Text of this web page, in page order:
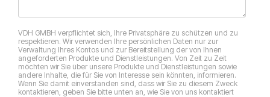
VDH GMBH verpflichtet sich, Ihre Privatsphäre zu schützen und zu
respektieren. Wir verwenden Ihre persönlichen Daten nur zur
Verwaltung Ihres Kontos und zur Bereitstellung der von Ihnen
angeforderten Produkte und Dienstleistungen. Von Zeit zu Zeit
möchten wir Sie über unsere Produkte und Dienstleistungen sowie
andere Inhalte, die für Sie von Interesse sein könnten, informieren.
Wenn Sie damit einverstanden sind, dass wir Sie zu diesem Zweck
kontaktieren, geben Sie bitte unten an, wie Sie von uns kontaktiert